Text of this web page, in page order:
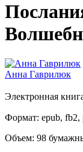
Анна Гаврилюк
Электронная
Формат: epub, fb2,
Объем: 98